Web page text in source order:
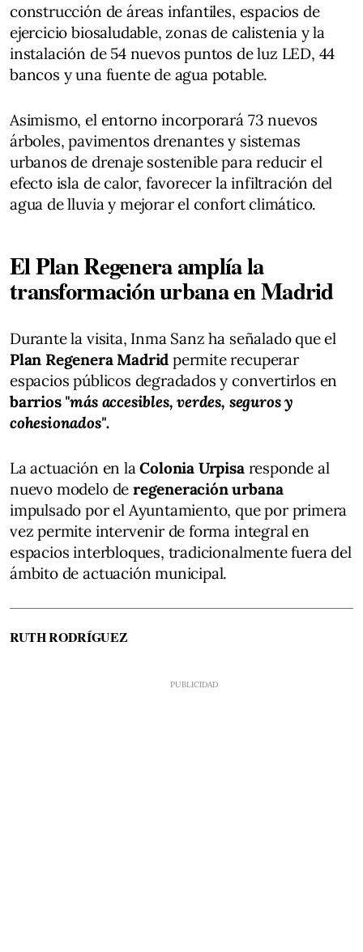
construcción de áreas infantiles, espacios de
ejercicio biosaludable, zonas de calistenia y la
instalación de 54 nuevos puntos de luz LED, 44
bancos y una fuente de agua potable.
Asimismo, el entorno incorporará 73 nuevos
árboles, pavimentos drenantes y sistemas
urbanos de drenaje sostenible para reducir el
efecto isla de calor, favorecer la infiltración del
agua de lluvia y mejorar el confort climático.
El Plan Regenera amplía la
transformación urbana en Madrid
Durante la visita, Inma Sanz ha señalado que el
Plan Regenera Madrid permite recuperar
espacios públicos degradados y convertirlos en
barrios "más accesibles, verdes, seguros y
cohesionados".
La actuación en laColonia Urpisaresponde al
nuevo modelo de regeneración urbana
impulsado por el Ayuntamiento, que por primera
vez permite intervenir de forma integral en
espacios interbloques, tradicionalmente fuera del
ámbito de actuación municipal.
RUTH RODRÍGUEZ